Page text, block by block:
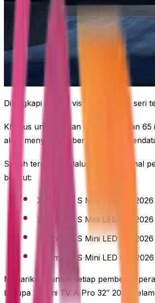
Dilengkapi inovasi visual terdepan, seri
Khusus untuk varian dengan ukuran 65
akan menyusul beberapa waktu
Sudah tersedia melalui berbagai kanal
berikut:
Xiaomi TV S Mini LED 65”
Xiaomi TV S Mini LED 75”
Xiaomi TV S Mini LED 85”
Xiaomi TV S Mini LED 98”
Menariknya untuk setiap pembelian
berupa Xiaomi TV A Pro 32″ 2026